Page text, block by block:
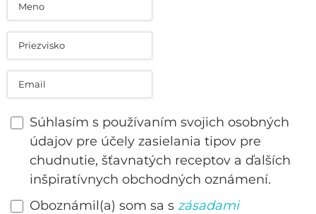
Súhlasím s používaním svojich osobných
údajov pre účely zasielania tipov pre
chudnutie, šťavnatých receptov a ďalších
inšpiratívnych obchodných oznámení.
Oboznámil(a) som sa s zásadami